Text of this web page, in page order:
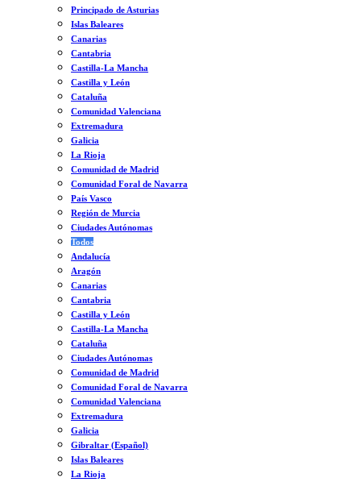
Principado de Asturias
Islas Baleares
Canarias
Cantabria
Castilla-La Mancha
Castilla y León
Cataluña
Comunidad Valenciana
Extremadura
Galicia
La Rioja
Comunidad de Madrid
Comunidad Foral de Navarra
País Vasco
Región de Murcia
Ciudades Autónomas
Todos
Andalucía
Aragón
Canarias
Cantabria
Castilla y León
Castilla-La Mancha
Cataluña
Ciudades Autónomas
Comunidad de Madrid
Comunidad Foral de Navarra
Comunidad Valenciana
Extremadura
Galicia
Gibraltar (Español)
Islas Baleares
La Rioja